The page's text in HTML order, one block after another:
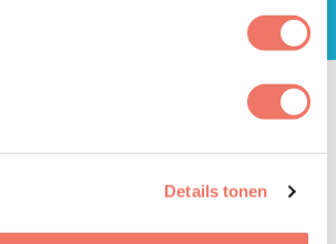
Details tonen
IS EEN INITIATIEF